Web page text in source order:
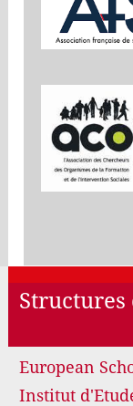
European
Institut